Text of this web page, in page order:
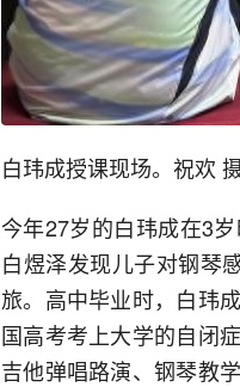
白玮成授课现场。祝欢
今年27岁的白玮成在3
白煜泽发现儿子对钢琴
旅。高中毕业时，白玮
国高考考上大学的自闭
吉他弹唱路演、钢琴教